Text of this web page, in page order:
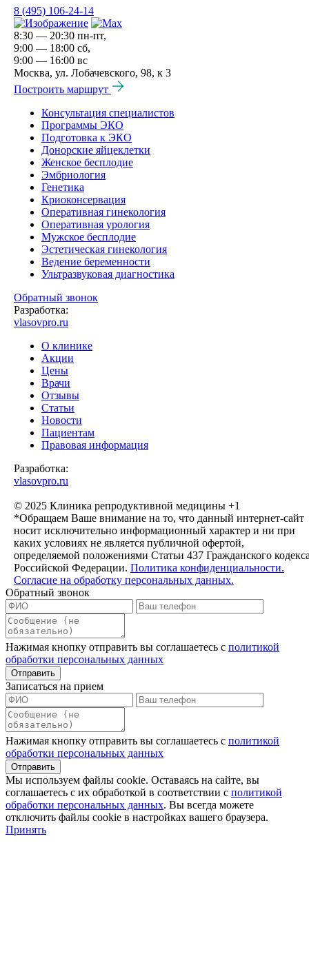
8 (495) 106-24-14
8:30 — 20:30 пн-пт,
9:00 — 18:00 сб,
9:00 — 16:00 вс
Москва, ул. Лобачевского, 98, к 3
Построить маршрут
Консультация специалистов
Программы ЭКО
Подготовка к ЭКО
Донорские яйцеклетки
Женское бесплодие
Эмбриология
Генетика
Криоконсервация
Оперативная гинекология
Оперативная урология
Мужское бесплодие
Эстетическая гинекология
Ведение беременности
Ультразвуковая диагностика
Обратный звонок
Разработка:
vlasovpro.ru
О клинике
Акции
Цены
Врачи
Отзывы
Статьи
Новости
Пациентам
Правовая информация
Разработка:
vlasovpro.ru
© 2025 Клиника репродуктивной медицины +1
*Обращаем Ваше внимание на то, что данный интернет-сайт
носит исключительно информационный характер и ни при
каких условиях не является публичной офертой,
определяемой положениями Статьи 437 Гражданского
Российской Федерации. Политика конфиденциальности.
Согласие на обработку персональных данных.
Обратный звонок
Нажимая кнопку отправить вы соглашаетесь с политикой
обработки персональных данных
Записаться на прием
Нажимая кнопку отправить вы соглашаетесь с политикой
обработки персональных данных
Мы используем файлы сookie. Оставаясь на сайте, вы
соглашаетесь с их обработкой в соответствии с политикой
обработки персональных данных. Вы всегда можете
отключить файлы cookie в настройках вашего браузера.
Принять